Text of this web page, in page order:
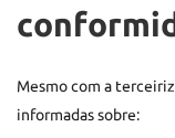
Mesmo com a
informadas sobre: